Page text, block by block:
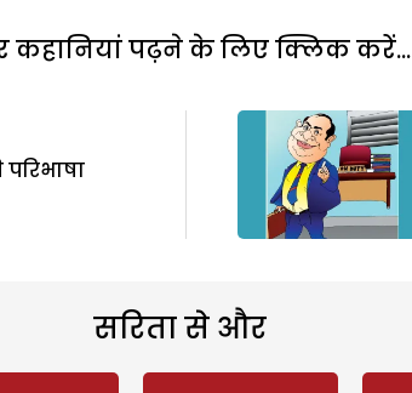
कहानियां पढ़ने के लिए क्लिक करें...
सरिता से और